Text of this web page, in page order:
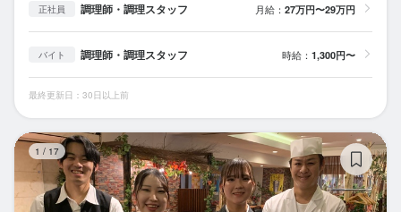
正社員 調理師・調理スタッフ 月給： 27万円〜29万円
バイト 調理師・調理スタッフ 時給： 1,300円〜
最終更新日：30日以上前
1 / 17